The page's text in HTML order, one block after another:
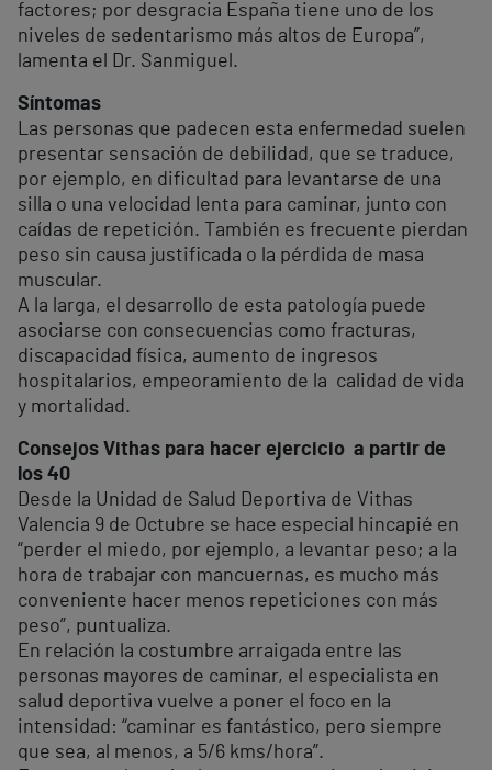
factores; por desgracia España tiene uno de los
niveles de sedentarismo más altos de Europa”,
lamenta el Dr. Sanmiguel.
Síntomas
Las personas que padecen esta enfermedad suelen
presentar sensación de debilidad, que se traduce,
por ejemplo, en dificultad para levantarse de una
silla o una velocidad lenta para caminar, junto con
caídas de repetición. También es frecuente pierdan
peso sin causa justificada o la pérdida de masa
muscular.
A la larga, el desarrollo de esta patología puede
asociarse con consecuencias como fracturas,
discapacidad física, aumento de ingresos
hospitalarios, empeoramiento de la calidad de vida
y mortalidad.
Consejos Vithas para hacer ejercicio a partir de
los 40
Desde la Unidad de Salud Deportiva de Vithas
Valencia 9 de Octubre se hace especial hincapié en
“perder el miedo, por ejemplo, a levantar peso; a la
hora de trabajar con mancuernas, es mucho más
conveniente hacer menos repeticiones con más
peso”, puntualiza.
En relación la costumbre arraigada entre las
personas mayores de caminar, el especialista en
salud deportiva vuelve a poner el foco en la
intensidad: “caminar es fantástico, pero siempre
que sea, al menos, a 5/6 kms/hora”.